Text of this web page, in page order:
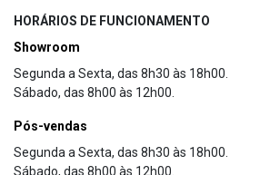
HORÁRIOS DE FUNCIONAMENTO
Showroom
Segunda a Sexta, das 8h30 às 18h00.
Sábado, das 8h00 às 12h00.
Pós-vendas
Segunda a Sexta, das 8h30 às 18h00.
Sábado, das 8h00 às 12h00.